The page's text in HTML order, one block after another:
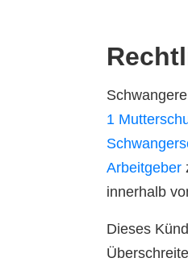
1
Arbeitgeber
innerhalb
Dieses